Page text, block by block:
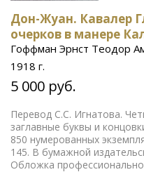
Дон-Жуан. Кавалер
очерков в манере
Гоффман Эрнст Теодор
1918 г.
5 000 руб.
Перевод С.С. Игнатова.
заглавные буквы и
850 нумерованных
145. В бумажной
Обложка